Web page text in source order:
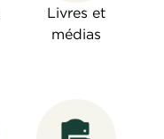
Livres et
médias